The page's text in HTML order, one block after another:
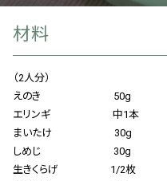
DRP医療情報館とは?
お知らせ
お問い合わせ
材料
（2人分）
えのき 50g
エリンギ 中1本
まいたけ 30g
しめじ 30g
生きくらげ 1/2枚